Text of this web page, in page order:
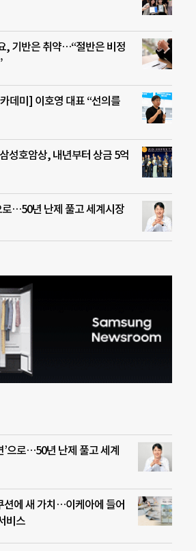
, 기반은 취약…“절반은 비정
데미] 이호영 대표 “선의를
성호암상, 내년부터 상금 5억
로…50년 난제 풀고 세계시장
’으로…50년 난제 풀고 세계
션에 새 가치…이케아에 들어
비스